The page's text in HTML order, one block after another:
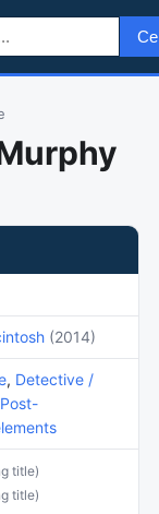
(2014)
, Detective /
Post-
title)
title)